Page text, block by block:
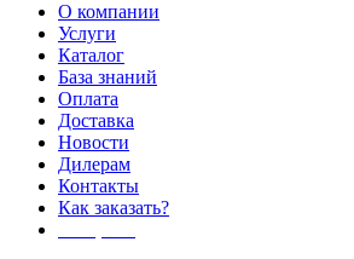
О компании
Услуги
Каталог
База знаний
Оплата
Доставка
Новости
Дилерам
Контакты
Как заказать?